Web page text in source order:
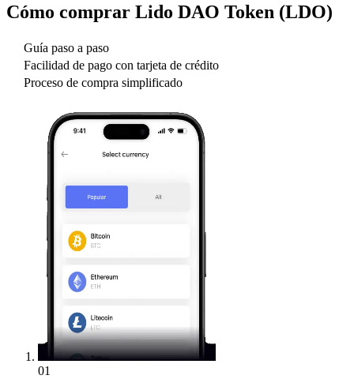
Cómo comprar Lido DAO Token (LDO)
Guía paso a paso
Facilidad de pago con tarjeta de crédito
Proceso de compra simplificado
01